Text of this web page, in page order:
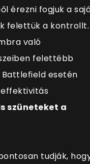
érezni fogjuk a
felettük a kontrollt.
való
felettébb
esetén
szüneteket a
tudják,